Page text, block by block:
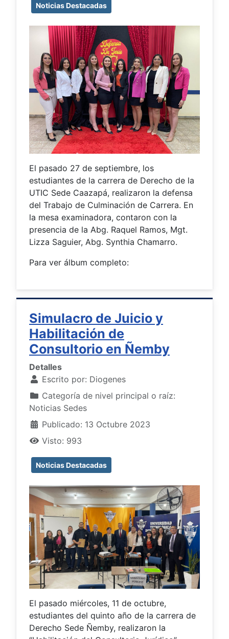
Noticias Destacadas
El pasado 27 de septiembre, los
estudiantes de la carrera de Derecho de la
UTIC Sede Caazapá, realizaron la defensa
del Trabajo de Culminación de Carrera. En
la mesa examinadora, contaron con la
presencia de la Abg. Raquel Ramos, Mgt.
Lizza Saguier, Abg. Synthia Chamarro.
Para ver álbum completo:
Simulacro de Juicio y
Habilitación de
Consultorio en Ñemby
Detalles
Escrito por: Diogenes
Categoría de nivel principal o raíz:
Noticias Sedes
Publicado: 13 Octubre 2023
Visto: 993
Noticias Destacadas
El pasado miércoles, 11 de octubre,
estudiantes del quinto año de la carrera de
Derecho Sede Ñemby, realizaron la